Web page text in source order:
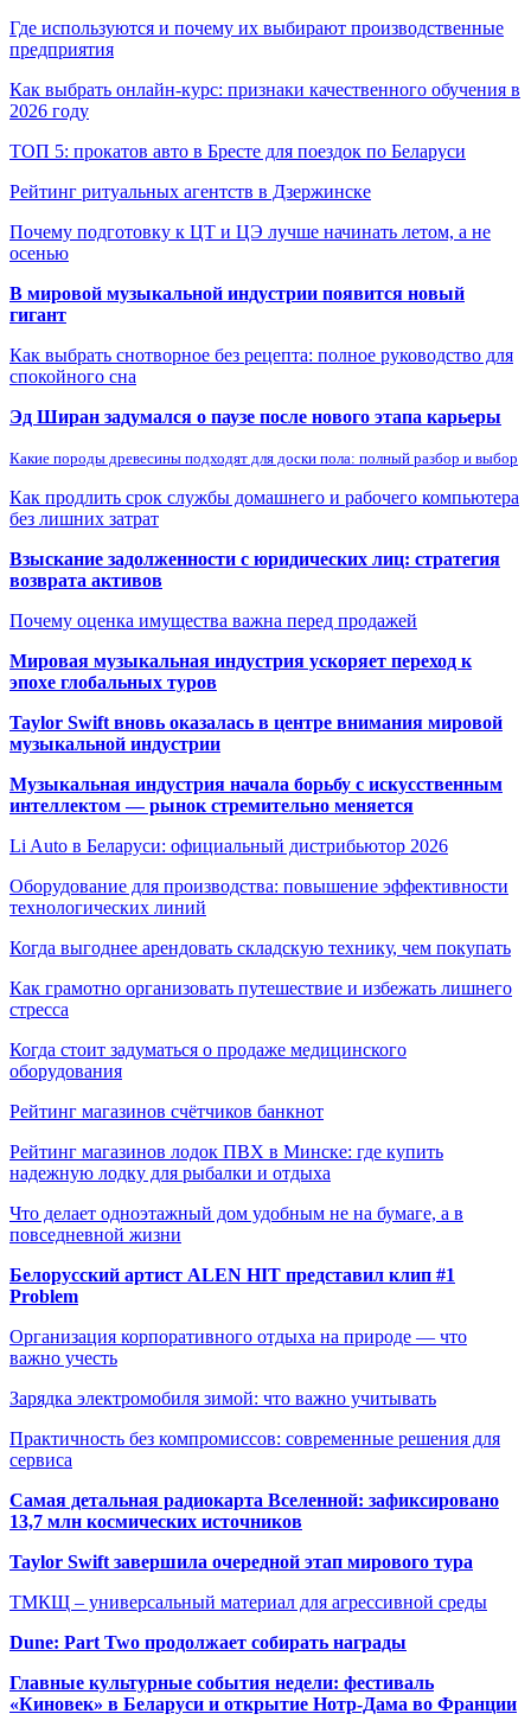
Где используются и почему их выбирают производственные
предприятия
Как выбрать онлайн-курс: признаки качественного обучения в
2026 году
ТОП 5: прокатов авто в Бресте для поездок по Беларуси
Рейтинг ритуальных агентств в Дзержинске
Почему подготовку к ЦТ и ЦЭ лучше начинать летом, а не
осенью
В мировой музыкальной индустрии появится новый
гигант
Как выбрать снотворное без рецепта: полное руководство для
спокойного сна
Эд Ширан задумался о паузе после нового этапа карьеры
Какие породы древесины подходят для доски пола: полный разбор и выбор
Как продлить срок службы домашнего и рабочего компьютера
без лишних затрат
Взыскание задолженности с юридических лиц: стратегия
возврата активов
Почему оценка имущества важна перед продажей
Мировая музыкальная индустрия ускоряет переход к
эпохе глобальных туров
Taylor Swift вновь оказалась в центре внимания мировой
музыкальной индустрии
Музыкальная индустрия начала борьбу с искусственным
интеллектом — рынок стремительно меняется
Li Auto в Беларуси: официальный дистрибьютор 2026
Оборудование для производства: повышение эффективности
технологических линий
Когда выгоднее арендовать складскую технику, чем покупать
Как грамотно организовать путешествие и избежать лишнего
стресса
Когда стоит задуматься о продаже медицинского
оборудования
Рейтинг магазинов счётчиков банкнот
Рейтинг магазинов лодок ПВХ в Минске: где купить
надежную лодку для рыбалки и отдыха
Что делает одноэтажный дом удобным не на бумаге, а в
повседневной жизни
Белорусский артист ALEN HIT представил клип #1
Problem
Организация корпоративного отдыха на природе — что
важно учесть
Зарядка электромобиля зимой: что важно учитывать
Практичность без компромиссов: современные решения для
сервиса
Самая детальная радиокарта Вселенной: зафиксировано
13,7 млн космических источников
Taylor Swift завершила очередной этап мирового тура
ТМКЩ – универсальный материал для агрессивной среды
Dune: Part Two продолжает собирать награды
Главные культурные события недели: фестиваль
«Киновек» в Беларуси и открытие Нотр-Дама во Франции